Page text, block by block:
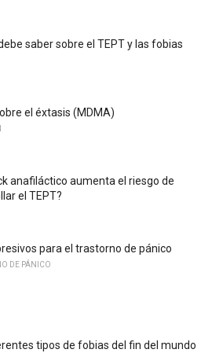
saber sobre el TEPT y las fobias
el éxtasis (MDMA)
anafiláctico aumenta el riesgo de
el TEPT?
para el trastorno de pánico
DE PÁNICO
tipos de fobias del fin del mundo